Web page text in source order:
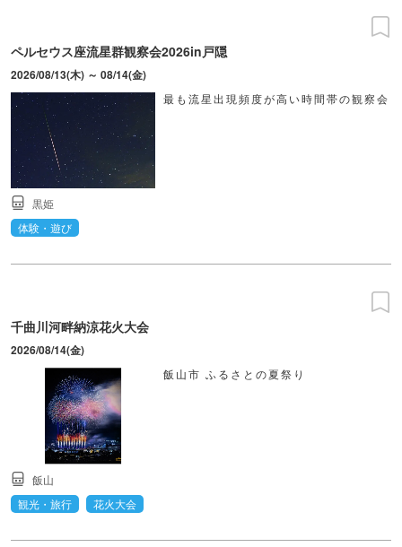
ペルセウス座流星群観察会2026in戸隠
2026/08/13(木) ～ 08/14(金)
最も流星出現頻度が高い時間帯の観察会
黒姫
体験・遊び
千曲川河畔納涼花火大会
2026/08/14(金)
飯山市 ふるさとの夏祭り
飯山
観光・旅行
花火大会